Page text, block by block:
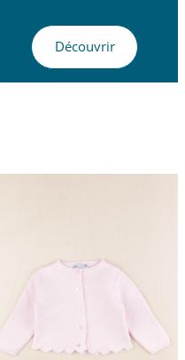
Découvrir